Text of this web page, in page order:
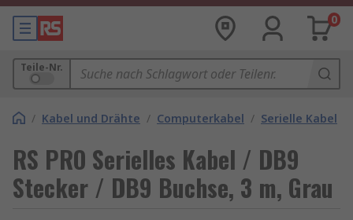
0
Teile-Nr.
/ Kabel und Drähte / Computerkabel / Serielle Kabel
RS PRO Serielles Kabel / DB9
Stecker / DB9 Buchse, 3 m, Grau